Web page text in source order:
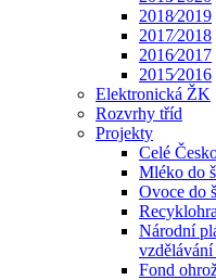
2018⁄2019
2017⁄2018
2016⁄2017
2015⁄2016
Elektronická ŽK
Rozvrhy tříd
Projekty
Celé
Mléko do
Ovoce do
Národní
Fond